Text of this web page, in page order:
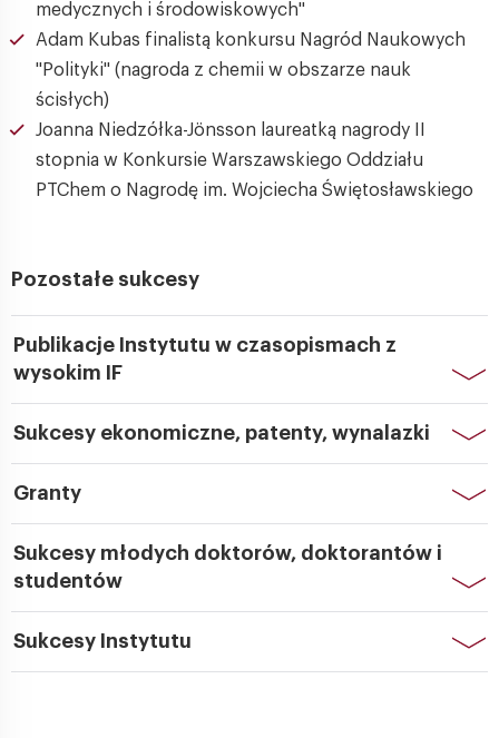
medycznych i środowiskowych"
Adam Kubas finalistą konkursu Nagród Naukowych
"Polityki" (nagroda z chemii w obszarze nauk
ścisłych)
Joanna Niedzółka-Jönsson laureatką nagrody II
stopnia w Konkursie Warszawskiego Oddziału
PTChem o Nagrodę im. Wojciecha Świętosławskiego
Pozostałe sukcesy
Publikacje Instytutu w czasopismach z
wysokim IF
Sukcesy ekonomiczne, patenty, wynalazki
Granty
Sukcesy młodych doktorów, doktorantów i
studentów
Sukcesy Instytutu